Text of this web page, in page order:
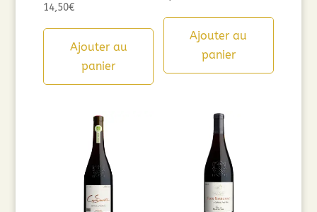
14,50€
Ajouter au
panier
Ajouter au
panier